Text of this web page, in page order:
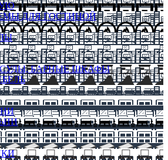
ДЛЯ ГОСТИНОЙ
БАРНЫЕ ШКАФЫ